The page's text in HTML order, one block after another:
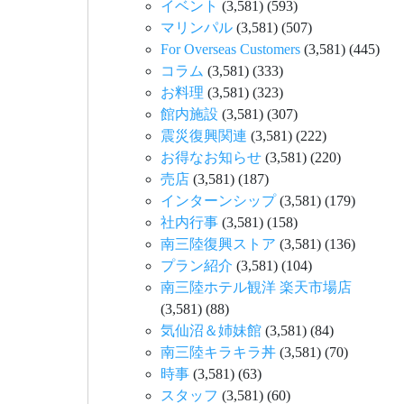
イベント (3,581) (593)
マリンパル (3,581) (507)
For Overseas Customers (3,581) (445)
コラム (3,581) (333)
お料理 (3,581) (323)
館内施設 (3,581) (307)
震災復興関連 (3,581) (222)
お得なお知らせ (3,581) (220)
売店 (3,581) (187)
インターンシップ(3,581) (179)
社内行事 (3,581) (158)
南三陸復興ストア (3,581) (136)
プラン紹介 (3,581) (104)
南三陸ホテル観洋 楽天市場店
(3,581) (88)
気仙沼＆姉妹館 (3,581) (84)
南三陸キラキラ丼 (3,581) (70)
時事 (3,581) (63)
スタッフ (3,581) (60)